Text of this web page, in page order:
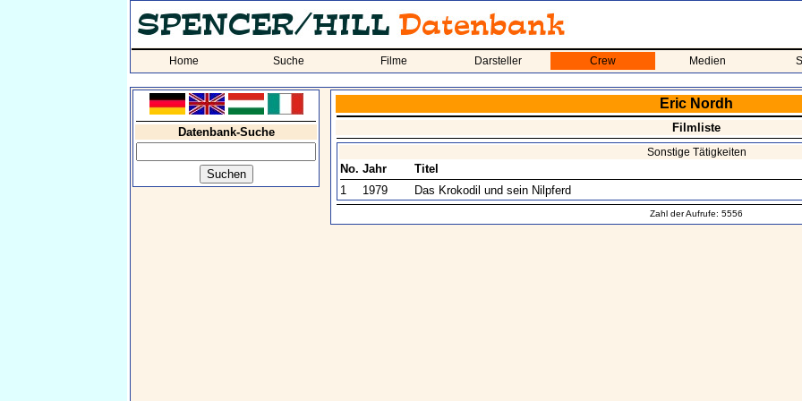
Home Suche Filme Darsteller Crew Medien
Datenbank-Suche
Eric Nordh
Filmliste
Sonstige Tätigkeiten
No. Jahr Titel
1
1979 Das Krokodil und sein Nilpferd
Zahl der Aufrufe: 5556